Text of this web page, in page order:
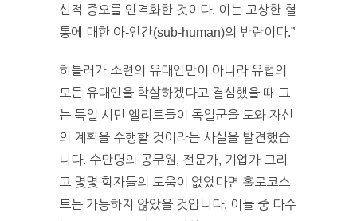
신적 증오를 인격화한 것이다. 이는 고상한 혈
통에 대한 아-인간(sub-human)의 반란이다.”
히틀러가 소련의 유대인만이 아니라 유럽의
모든 유대인을 학살하겠다고 결심했을 때 그
는 독일 시민 엘리트들이 독일군을 도와 자신
의 계획을 수행할 것이라는 사실을 발견했습
니다. 수만명의 공무원, 전문가, 기업가 그리
고 몇몇 학자들의 도움이 없었다면 홀로코스
트는 가능하지 않았을 것입니다. 이들 중 다수